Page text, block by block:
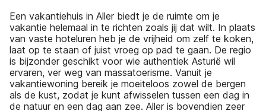
Een vakantiehuis in Aller biedt je de ruimte om je
vakantie helemaal in te richten zoals jij dat wilt. In plaats
van vaste hoteluren heb je de vrijheid om zelf te koken,
laat op te staan of juist vroeg op pad te gaan. De regio
is bijzonder geschikt voor wie authentiek Asturië wil
ervaren, ver weg van massatoerisme. Vanuit je
vakantiewoning bereik je moeiteloos zowel de bergen
als de kust, zodat je kunt afwisselen tussen een dag in
de natuur en een dag aan zee. Aller is bovendien zeer